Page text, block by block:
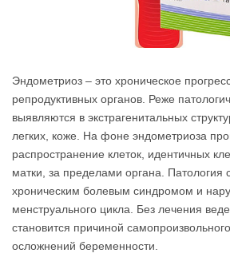
Эндометриоз – это хроническое
репродуктивных органов. Реже
выявляются в экстрагенитальных
легких, коже. На фоне эндометриоза
распространение клеток, идентичных
матки, за пределами органа. Патология
хроническим болевым синдромом и
менструального цикла. Без лечения
становится причиной
осложнений беременности.